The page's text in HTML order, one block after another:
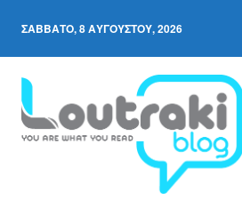
ΣΆΒΒΑΤΟ, 8 ΑΥΓΟΎΣΤΟΥ, 2026